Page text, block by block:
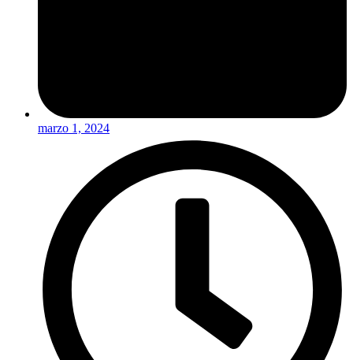
marzo 1, 2024